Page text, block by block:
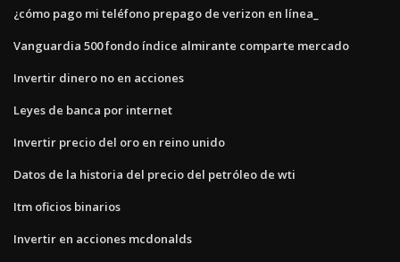
¿cómo pago mi teléfono prepago de verizon en línea_
Vanguardia 500 fondo índice almirante comparte mercado
Invertir dinero no en acciones
Leyes de banca por internet
Invertir precio del oro en reino unido
Datos de la historia del precio del petróleo de wti
Itm oficios binarios
Invertir en acciones mcdonalds